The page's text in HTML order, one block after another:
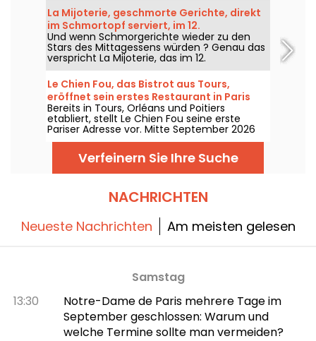
und seine zugängliche Speisekarte.
La Mijoterie, geschmorte Gerichte, direkt
im Schmortopf serviert, im 12.
Arrondissement
Und wenn Schmorgerichte wieder zu den
Stars des Mittagessens würden ? Genau das
verspricht La Mijoterie, das im 12.
Arrondissement von Paris eröffnet, mit einer
Küche fürs lange Schmoren, vom Chefkoch
Augustin Garnier erdacht und direkt in
Cocottes serviert.
Le Chien Fou, das Bistrot aus Tours,
eröffnet sein erstes Restaurant in Paris
Bereits in Tours, Orléans und Poitiers
etabliert, stellt Le Chien Fou seine erste
Pariser Adresse vor. Mitte September 2026
wird dieses Bistrot, das für seine
hausgemachte Küche, seine Gerichte zum
Teilen und seine Weinbar bekannt ist, seine
Türen in der Rue Feydeau im 2.
Verfeinern Sie Ihre Suche
NACHRICHTEN
Neueste Nachrichten Am meisten gelesen
Samstag
13:30
Notre-Dame de Paris mehrere Tage im
September geschlossen: Warum und
welche Termine sollte man vermeiden?